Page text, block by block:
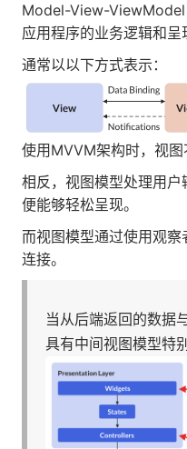
Model-View-ViewModel
应用程序的业务逻辑和呈
通常以以下方式表示：
使用MVVM架构时，视图
相反，视图模型处理用
便能够轻松呈现。
而视图模型通过使用观
连接。
当从后端返回的数据
具有中间视图模型特